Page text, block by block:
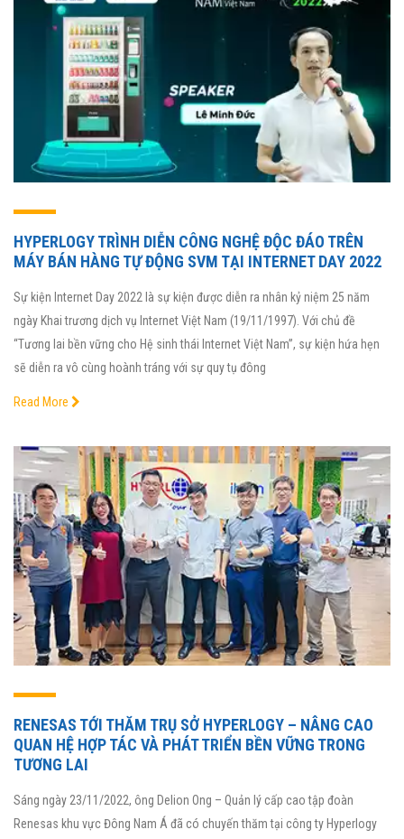
HYPERLOGY TRÌNH DIỄN CÔNG NGHỆ ĐỘC ĐÁO TRÊN
MÁY BÁN HÀNG TỰ ĐỘNG SVM TẠI INTERNET DAY 2022
Sự kiện Internet Day 2022 là sự kiện được diễn ra nhân kỷ niệm 25 năm
ngày Khai trương dịch vụ Internet Việt Nam (19/11/1997). Với chủ đề
“Tương lai bền vững cho Hệ sinh thái Internet Việt Nam”, sự kiện hứa hẹn
sẽ diễn ra vô cùng hoành tráng với sự quy tụ đông
Read More
RENESAS TỚI THĂM TRỤ SỞ HYPERLOGY – NÂNG CAO
QUAN HỆ HỢP TÁC VÀ PHÁT TRIỂN BỀN VỮNG TRONG
TƯƠNG LAI
Sáng ngày 23/11/2022, ông Delion Ong – Quản lý cấp cao tập đoàn
Renesas khu vực Đông Nam Á đã có chuyến thăm tại công ty Hyperlogy